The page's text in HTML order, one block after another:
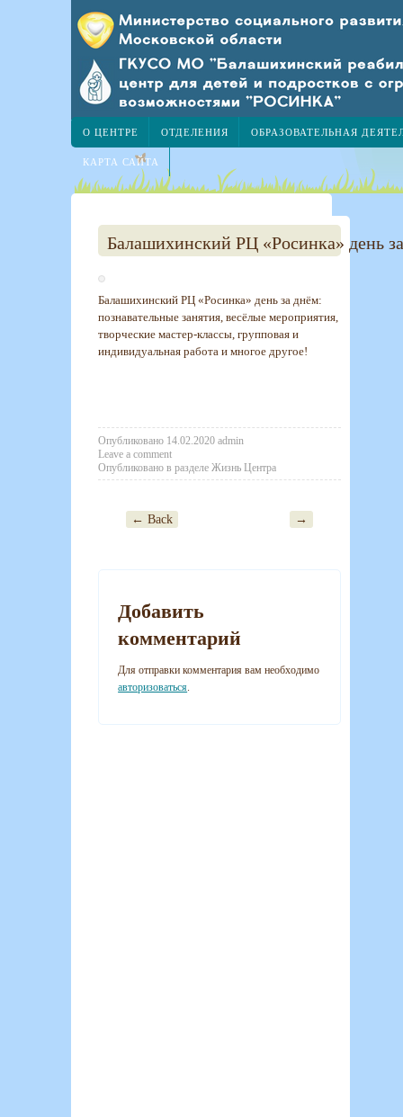
О ЦЕНТРЕ ОТДЕЛЕНИЯ ОБРАЗОВАТЕЛЬНАЯ
КАРТА САЙТА
Балашихинский РЦ «Росинка» день
Балашихинский РЦ «Росинка» день за днём:
познавательные занятия, весёлые мероприятия,
творческие мастер-классы, групповая и
индивидуальная работа и многое другое!
Опубликовано 14.02.2020 admin
Leave a comment
Опубликовано в разделе Жизнь Центра
Post navigation
← Back →
Добавить
комментарий
Для отправки комментария вам необходимо
авторизоваться.